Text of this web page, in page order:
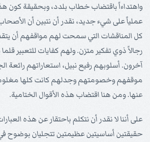
واهتداءاً باقتضاب خطاب بلدد، وبحقيقة كون
عملياً على شيء جديد، نقدر أن نتبين أن الأصحاب
كل المناقشات التي سمحت لهم مواقفهم أن
رجالاً ذوي تفكير متزن. ولهم كفايات للتعبير
آخرون. أسلوبهم رفيع نبيل، استعاراتهم رائعة
موقفهم وخصومتهم وجدلهم كانت كلها
عنها. ومن هنا اقتضاب هذه الأقوال الختامية.
على أننا لا نقدر أن نتكلم باحتقار عن هذه
حقيقتين أساسيتين عظيمتين تتجليان بوضوح